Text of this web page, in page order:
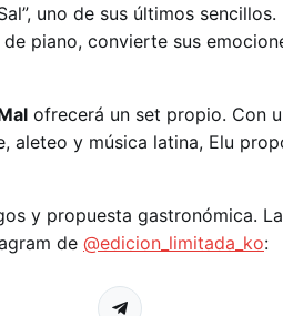
uno de sus últimos sencillos.
piano, convierte sus
ofrecerá un set propio. Con
aleteo y música latina, Elu
y propuesta gastronómica.
de @edicion_limitada_ko: